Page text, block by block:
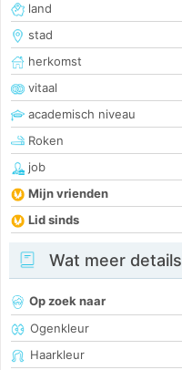
land
stad
herkomst
vitaal
academisch niveau
Roken
job
Mijn vrienden
Lid sinds
Wat meer details
Op zoek naar
Ogenkleur
Haarkleur